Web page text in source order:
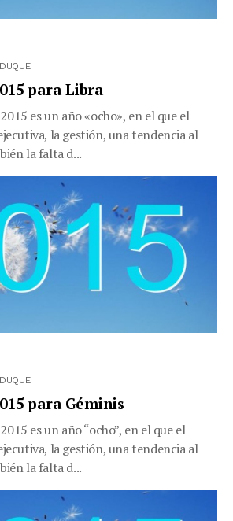
para Libra
es un año «ocho», en el que el
la gestión, una tendencia al
la falta d...
para Géminis
es un año “ocho”, en el que el
la gestión, una tendencia al
la falta d...